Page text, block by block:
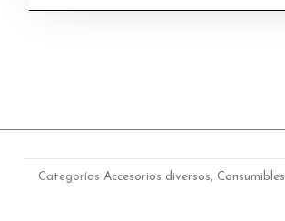
metro
Categorías Accesorios diversos, Consumibles